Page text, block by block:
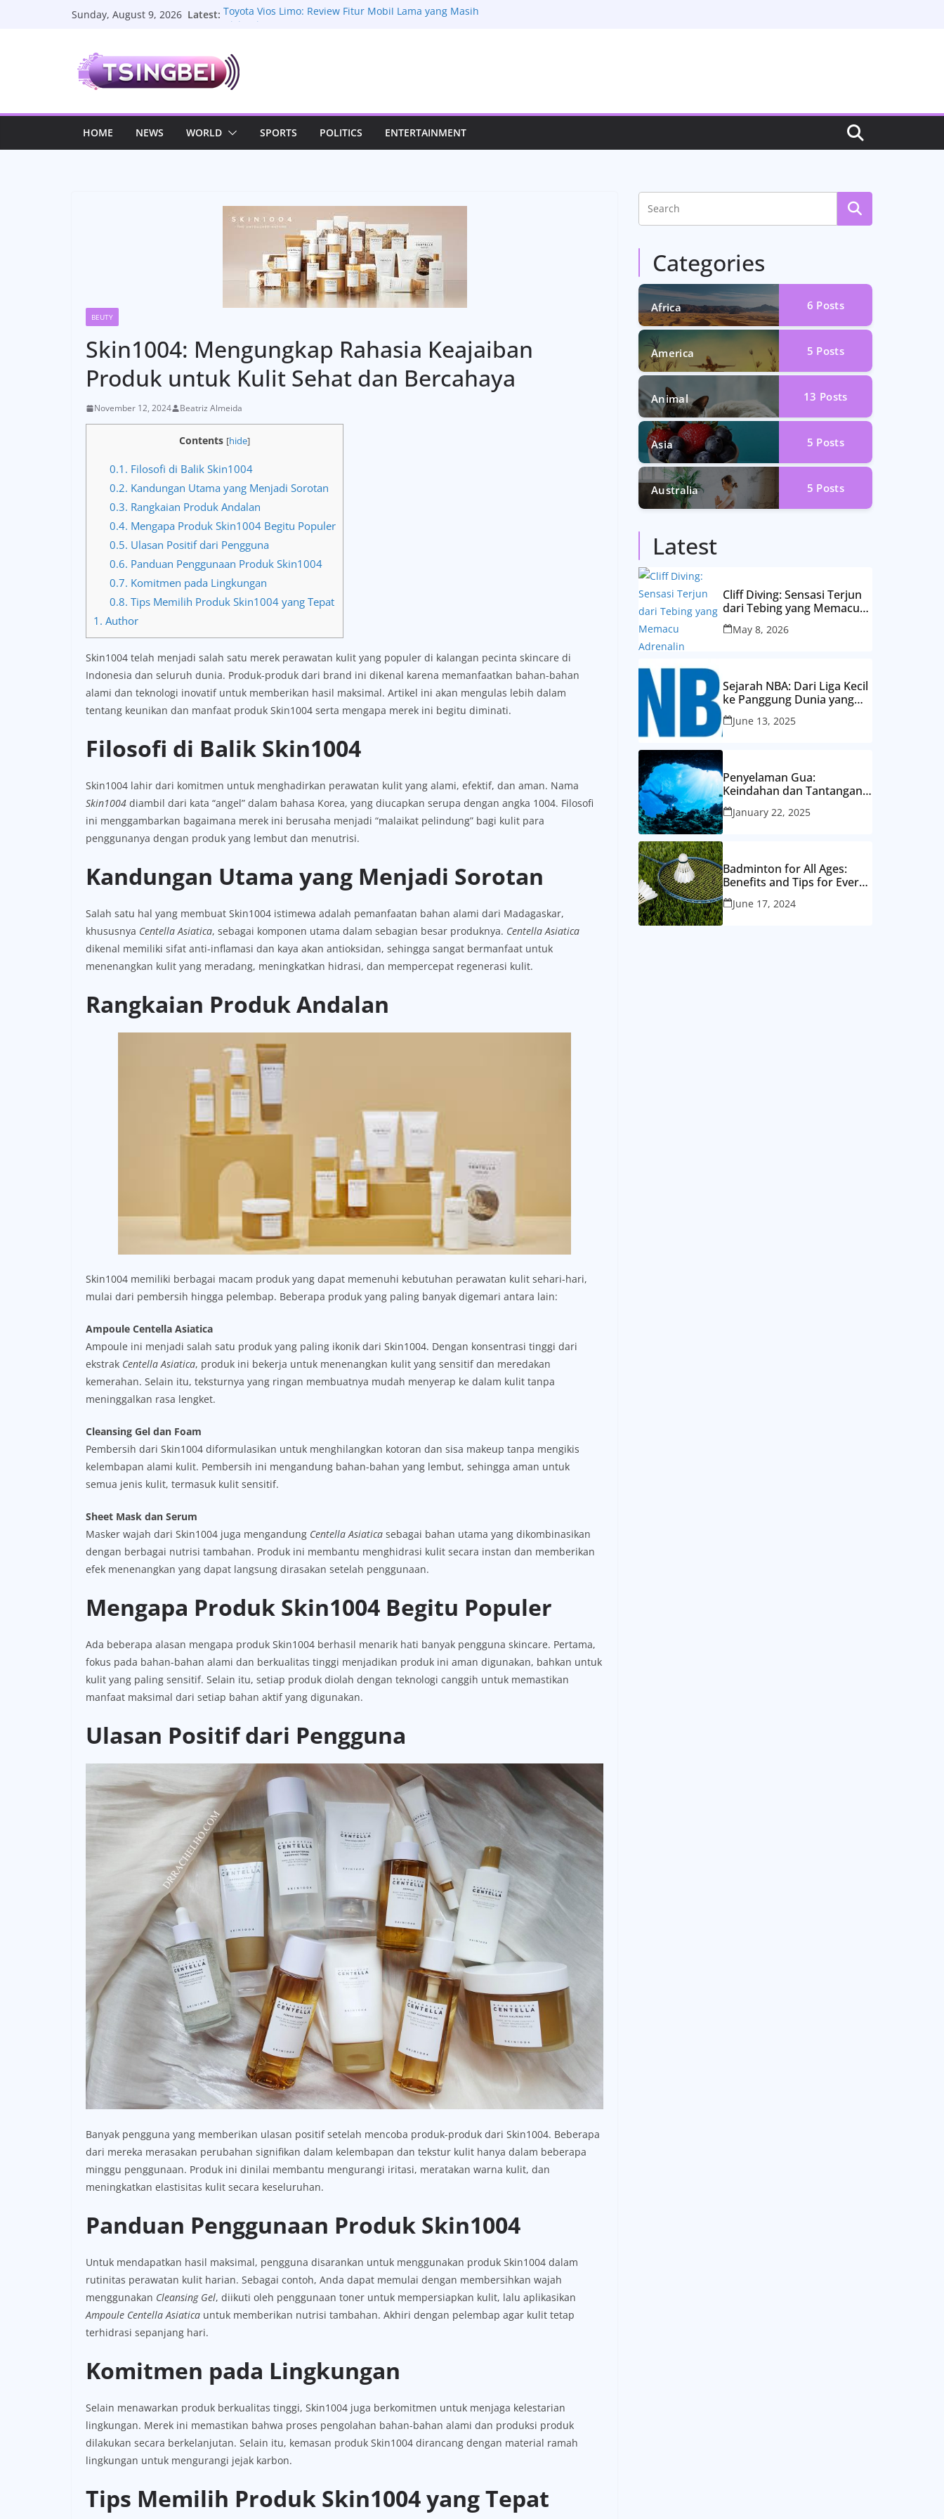
Sunday, August 9, 2026 Latest: Toyota Vios Limo: Review Fitur Mobil Lama yang Masih
Ingin Nambah Terus
La Plantation, Pesona Perkebunan Lada Kamboja yang
Menyimpan Cerita Rasa dan Keindahan Alam
Melody Nurramdhani Laksani Jadi Sorotan, Aktivitas
Terbaru dan Kehidupan Pribadinya
HOME NEWS WORLD SPORTS POLITICS ENTERTAINMENT
BEUTY
Skin1004: Mengungkap Rahasia Keajaiban
Produk untuk Kulit Sehat dan Bercahaya
November 12, 2024 Beatriz Almeida
Contents [hide]
0.1. Filosofi di Balik Skin1004
0.2. Kandungan Utama yang Menjadi Sorotan
0.3. Rangkaian Produk Andalan
0.4. Mengapa Produk Skin1004 Begitu Populer
0.5. Ulasan Positif dari Pengguna
0.6. Panduan Penggunaan Produk Skin1004
0.7. Komitmen pada Lingkungan
0.8. Tips Memilih Produk Skin1004 yang Tepat
1. Author
Skin1004 telah menjadi salah satu merek perawatan kulit yang populer di kalangan pecinta skincare di
Indonesia dan seluruh dunia. Produk-produk dari brand ini dikenal karena memanfaatkan bahan-bahan
alami dan teknologi inovatif untuk memberikan hasil maksimal. Artikel ini akan mengulas lebih dalam
tentang keunikan dan manfaat produk Skin1004 serta mengapa merek ini begitu diminati.
Filosofi di Balik Skin1004
Skin1004 lahir dari komitmen untuk menghadirkan perawatan kulit yang alami, efektif, dan aman. Nama
Skin1004 diambil dari kata “angel” dalam bahasa Korea, yang diucapkan serupa dengan angka 1004. Filosofi
ini menggambarkan bagaimana merek ini berusaha menjadi “malaikat pelindung” bagi kulit para
penggunanya dengan produk yang lembut dan menutrisi.
Kandungan Utama yang Menjadi Sorotan
Salah satu hal yang membuat Skin1004 istimewa adalah pemanfaatan bahan alami dari Madagaskar,
khususnya Centella Asiatica, sebagai komponen utama dalam sebagian besar produknya. Centella Asiatica
dikenal memiliki sifat anti-inflamasi dan kaya akan antioksidan, sehingga sangat bermanfaat untuk
menenangkan kulit yang meradang, meningkatkan hidrasi, dan mempercepat regenerasi kulit.
Rangkaian Produk Andalan
Skin1004 memiliki berbagai macam produk yang dapat memenuhi kebutuhan perawatan kulit sehari-hari,
mulai dari pembersih hingga pelembap. Beberapa produk yang paling banyak digemari antara lain:
Ampoule Centella Asiatica
Ampoule ini menjadi salah satu produk yang paling ikonik dari Skin1004. Dengan konsentrasi tinggi dari
ekstrak Centella Asiatica, produk ini bekerja untuk menenangkan kulit yang sensitif dan meredakan
kemerahan. Selain itu, teksturnya yang ringan membuatnya mudah menyerap ke dalam kulit tanpa
meninggalkan rasa lengket.
Cleansing Gel dan Foam
Pembersih dari Skin1004 diformulasikan untuk menghilangkan kotoran dan sisa makeup tanpa mengikis
kelembapan alami kulit. Pembersih ini mengandung bahan-bahan yang lembut, sehingga aman untuk
semua jenis kulit, termasuk kulit sensitif.
Sheet Mask dan Serum
Masker wajah dari Skin1004 juga mengandung Centella Asiatica sebagai bahan utama yang dikombinasikan
dengan berbagai nutrisi tambahan. Produk ini membantu menghidrasi kulit secara instan dan memberikan
efek menenangkan yang dapat langsung dirasakan setelah penggunaan.
Mengapa Produk Skin1004 Begitu Populer
Ada beberapa alasan mengapa produk Skin1004 berhasil menarik hati banyak pengguna skincare. Pertama,
fokus pada bahan-bahan alami dan berkualitas tinggi menjadikan produk ini aman digunakan, bahkan untuk
kulit yang paling sensitif. Selain itu, setiap produk diolah dengan teknologi canggih untuk memastikan
manfaat maksimal dari setiap bahan aktif yang digunakan.
Ulasan Positif dari Pengguna
Banyak pengguna yang memberikan ulasan positif setelah mencoba produk-produk dari Skin1004. Beberapa
dari mereka merasakan perubahan signifikan dalam kelembapan dan tekstur kulit hanya dalam beberapa
minggu penggunaan. Produk ini dinilai membantu mengurangi iritasi, meratakan warna kulit, dan
meningkatkan elastisitas kulit secara keseluruhan.
Panduan Penggunaan Produk Skin1004
Untuk mendapatkan hasil maksimal, pengguna disarankan untuk menggunakan produk Skin1004 dalam
rutinitas perawatan kulit harian. Sebagai contoh, Anda dapat memulai dengan membersihkan wajah
menggunakan Cleansing Gel, diikuti oleh penggunaan toner untuk mempersiapkan kulit, lalu aplikasikan
Ampoule Centella Asiatica untuk memberikan nutrisi tambahan. Akhiri dengan pelembap agar kulit tetap
terhidrasi sepanjang hari.
Komitmen pada Lingkungan
Selain menawarkan produk berkualitas tinggi, Skin1004 juga berkomitmen untuk menjaga kelestarian
lingkungan. Merek ini memastikan bahwa proses pengolahan bahan-bahan alami dan produksi produk
dilakukan secara berkelanjutan. Selain itu, kemasan produk Skin1004 dirancang dengan material ramah
lingkungan untuk mengurangi jejak karbon.
Tips Memilih Produk Skin1004 yang Tepat
Categories
Africa 6 Posts
America 5 Posts
Animal 13 Posts
Asia 5 Posts
Australia 5 Posts
Latest
Cliff Diving: Sensasi Terjun
dari Tebing yang Memacu
Adrenalin
May 8, 2026
Sejarah NBA: Dari Liga Kecil
ke Panggung Dunia yang
Mendunia
June 13, 2025
Penyelaman Gua:
Keindahan dan Tantangan
Eksplorasi Dunia Bawah
Laut yang Tersembunyi
January 22, 2025
Badminton for All Ages:
Benefits and Tips for Every
Generation
June 17, 2024